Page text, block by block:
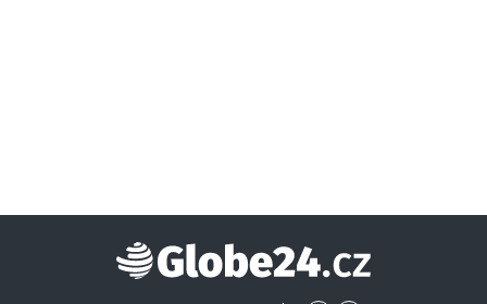
Globe24